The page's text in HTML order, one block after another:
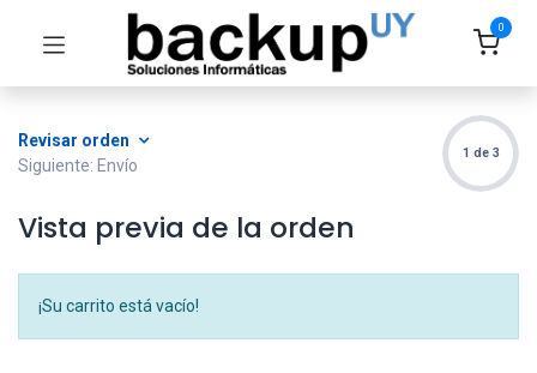
0
Revisar orden
Siguiente: Envío
1 de 3
Vista previa de la orden
¡Su carrito está vacío!